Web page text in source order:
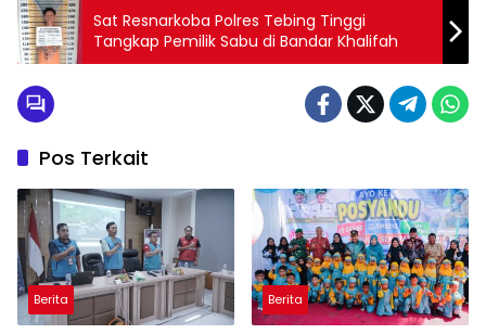
Sat Resnarkoba Polres Tebing Tinggi
Tangkap Pemilik Sabu di Bandar Khalifah
Pos Terkait
Berita Berita